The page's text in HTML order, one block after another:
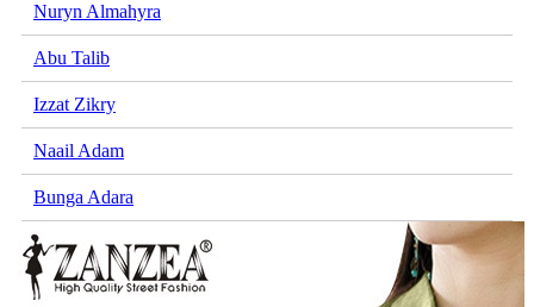
Nuryn Almahyra
Abu Talib
Izzat Zikry
Naail Adam
Bunga Adara